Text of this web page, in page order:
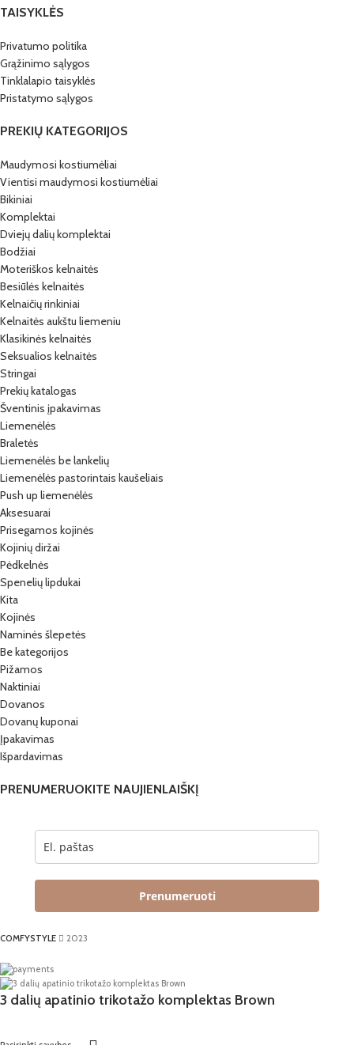
TAISYKLĖS
Privatumo politika
Grąžinimo sąlygos
Tinklalapio taisyklės
Pristatymo sąlygos
PREKIŲ KATEGORIJOS
Maudymosi kostiumėliai
Vientisi maudymosi kostiumėliai
Bikiniai
Komplektai
Dviejų dalių komplektai
Bodžiai
Moteriškos kelnaitės
Besiūlės kelnaitės
Kelnaičių rinkiniai
Kelnaitės aukštu liemeniu
Klasikinės kelnaitės
Seksualios kelnaitės
Stringai
Prekių katalogas
Šventinis įpakavimas
Liemenėlės
Braletės
Liemenėlės be lankelių
Liemenėlės pastorintais kaušeliais
Push up liemenėlės
Aksesuarai
Prisegamos kojinės
Kojinių diržai
Pėdkelnės
Spenelių lipdukai
Kita
Kojinės
Naminės šlepetės
Be kategorijos
Pižamos
Naktiniai
Dovanos
Dovanų kuponai
Įpakavimas
Išpardavimas
PRENUMERUOKITE NAUJIENLAIŠKĮ
Prenumeruoti
COMFYSTYLE 2023
3 dalių apatinio trikotažo komplektas Brown